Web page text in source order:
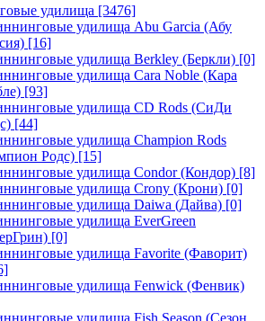
удилища [3476]
удилища Abu Garcia (Абу
[16]
удилища Berkley (Беркли) [0]
удилища Cara Noble (Кара
[93]
удилища CD Rods (СиДи
[44]
удилища Champion Rods
Родс) [15]
удилища Condor (Кондор) [8]
удилища Crony (Крони) [0]
удилища Daiwa (Дайва) [0]
удилища EverGreen
[0]
удилища Favorite (Фаворит)
удилища Fenwick (Фенвик)